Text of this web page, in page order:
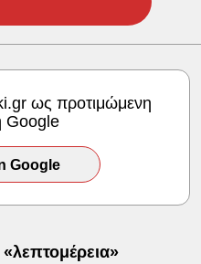
ως προτιμώμενη
Google
Google